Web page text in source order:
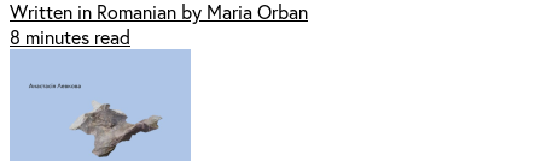
Written in Romanian by Maria Orban
8 minutes read